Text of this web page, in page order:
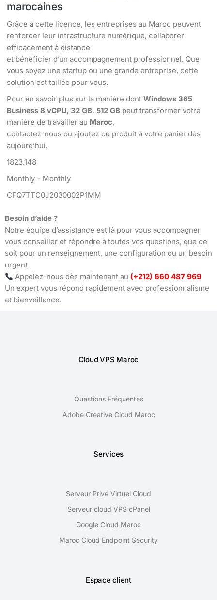
marocaines
Grâce à cette licence, les entreprises au Maroc peuvent
renforcer leur infrastructure numérique, collaborer
efficacement à distance
et bénéficier d’un accompagnement professionnel. Que
vous soyez une startup ou une grande entreprise, cette
solution est taillée pour vous.
Pour en savoir plus sur la manière dont Windows 365
Business 8 vCPU, 32 GB, 512 GB peut transformer votre
manière de travailler au Maroc,
contactez-nous ou ajoutez ce produit à votre panier dès
aujourd’hui.
1823.148
Monthly – Monthly
CFQ7TTC0J2030002P1MM
Besoin d’aide ?
Notre équipe d’assistance est là pour vous accompagner,
vous conseiller et répondre à toutes vos questions, que ce
soit pour un renseignement, une configuration ou un besoin
urgent.
Appelez-nous dès maintenant au (+212) 660 487 969
Un expert vous répond rapidement avec professionnalisme
et bienveillance.
Cloud VPS Maroc
Questions Fréquentes
Adobe Creative Cloud Maroc
Services
Serveur Privé Virtuel Cloud
Serveur cloud VPS cPanel
Google Cloud Maroc
Maroc Cloud Endpoint Security
Espace client